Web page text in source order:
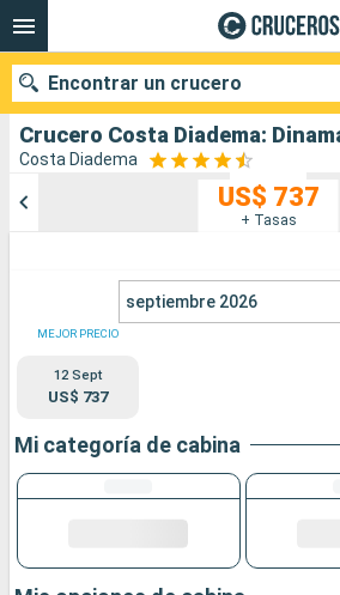
Costa Diadema
US$ 737
+ Tasas
septiembre 2026
MEJOR PRECIO
12 Sept
US$ 737
Mi categoría de cabina
Encontrar un crucero
Puertos